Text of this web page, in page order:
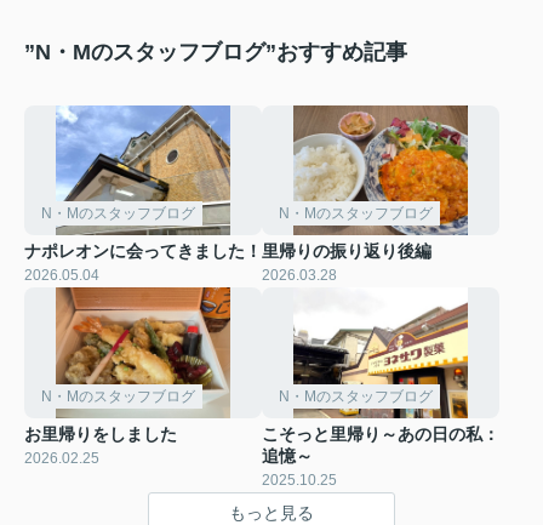
”N・Mのスタッフブログ”おすすめ記事
N・Mのスタッフブログ
ナポレオンに会ってきました！
2026.05.04
N・Mのスタッフブログ
里帰りの振り返り後編
2026.03.28
N・Mのスタッフブログ
お里帰りをしました
2026.02.25
N・Mのスタッフブログ
こそっと里帰り～あの日の私：
追憶～
2025.10.25
もっと見る